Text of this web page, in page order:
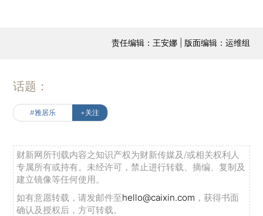
责任编辑：王安娜 | 版面编辑：运维组
话题：
#雅居乐 +关注
财新网所刊载内容之知识产权为财新传媒及/或相关权利人
专属所有或持有。未经许可，禁止进行转载、摘编、复制及
建立镜像等任何使用。
如有意愿转载，请发邮件至hello@caixin.com ，获得书面
确认及授权后，方可转载。